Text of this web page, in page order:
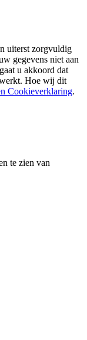
uiterst zorgvuldig
gegevens niet aan
u akkoord dat
Hoe wij dit
Cookieverklaring.
te zien van